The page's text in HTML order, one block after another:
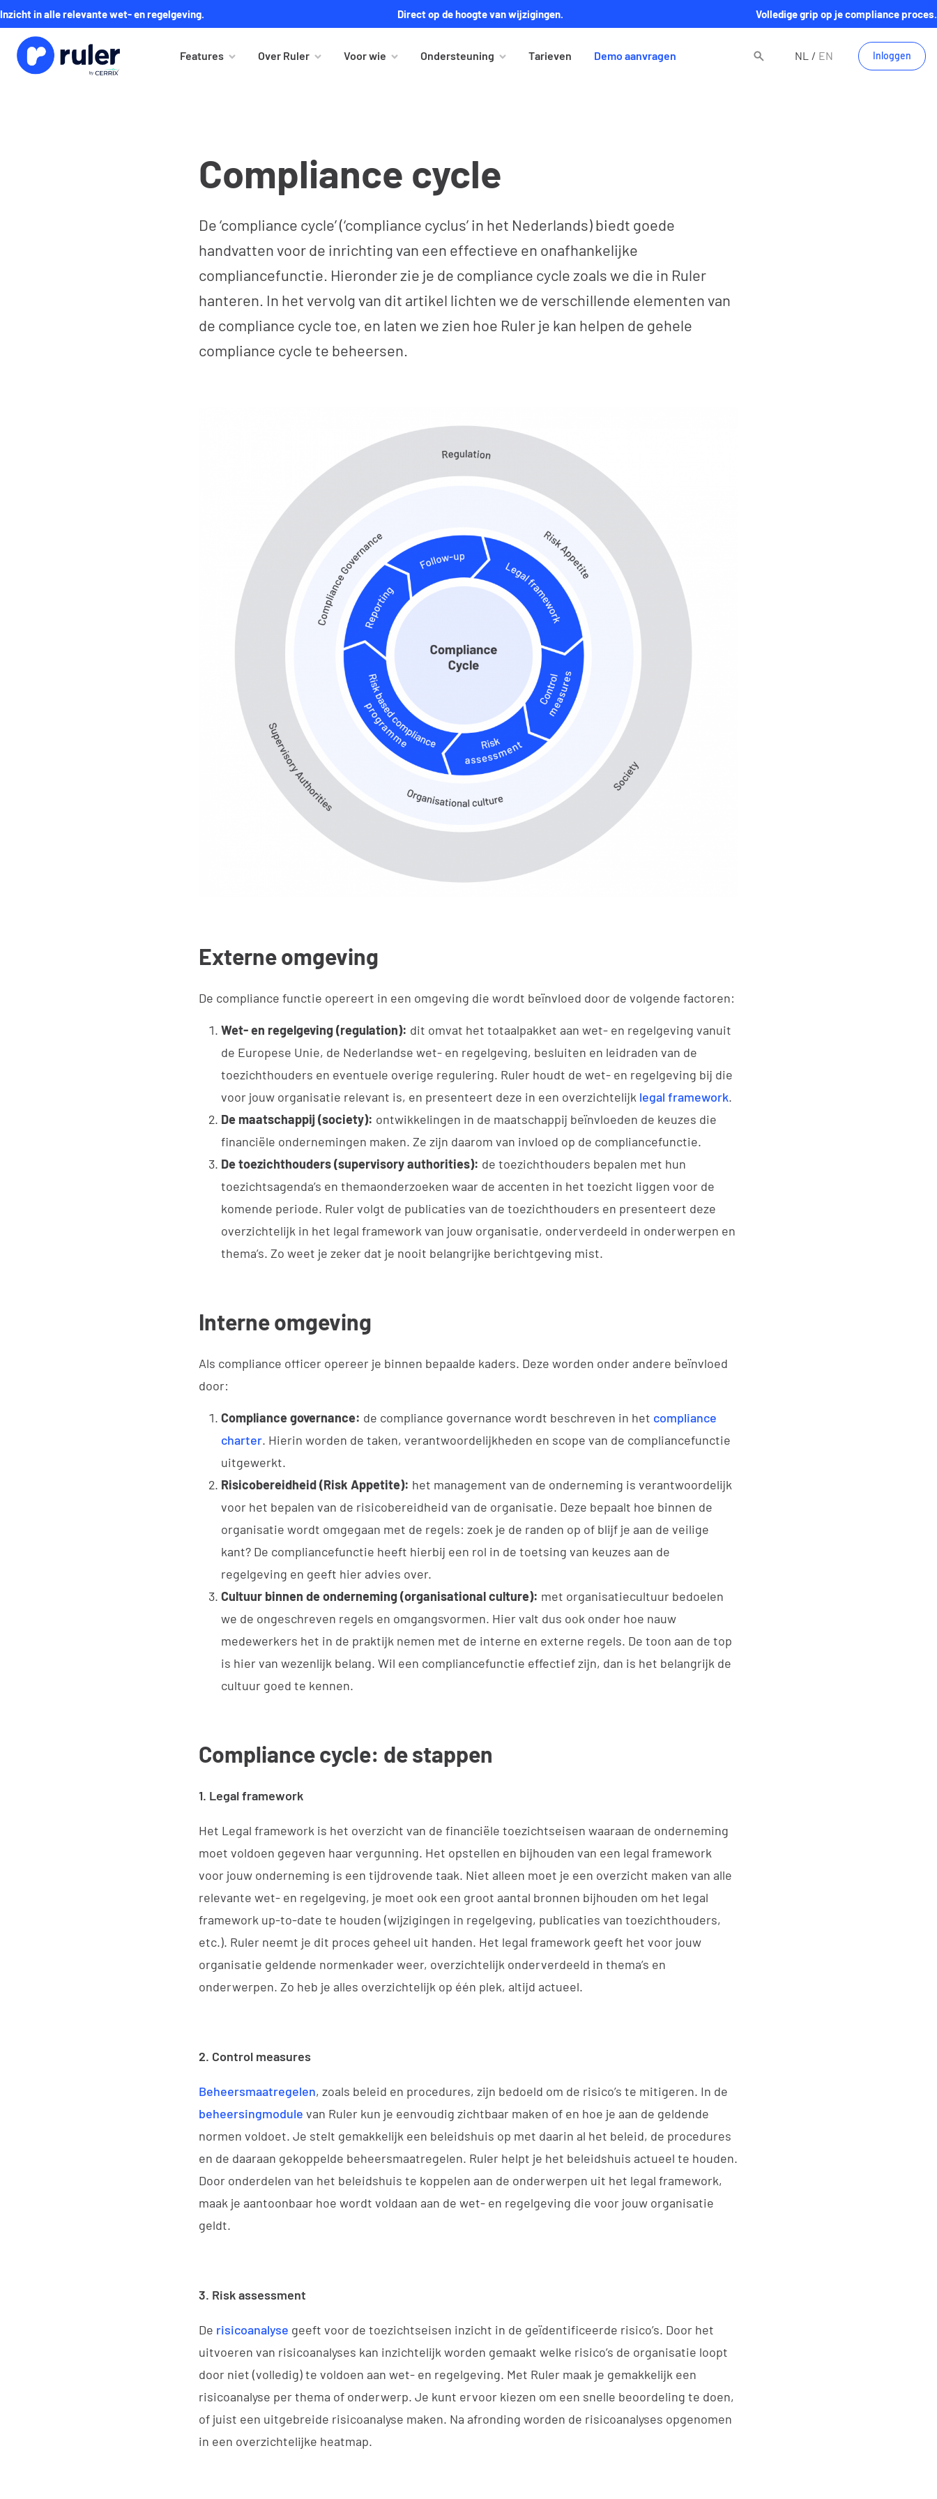
Inzicht in alle relevante wet- en regelgeving. Direct op de hoogte van wijzigingen. Volledige grip op je compliance proces.
Features Over Ruler Voor wie Ondersteuning Tarieven Demo aanvragen NL EN Inloggen
Compliance cycle
De ‘compliance cycle’ (‘compliance cyclus’ in het Nederlands) biedt goede
handvatten voor de inrichting van een effectieve en onafhankelijke
compliancefunctie. Hieronder zie je de compliance cycle zoals we die in Ruler
hanteren. In het vervolg van dit artikel lichten we de verschillende elementen van
de compliance cycle toe, en laten we zien hoe Ruler je kan helpen de gehele
compliance cycle te beheersen.
Externe omgeving
De compliance functie opereert in een omgeving die wordt beïnvloed door de volgende factoren:
Wet- en regelgeving (regulation): dit omvat het totaalpakket aan wet- en regelgeving vanuit
de Europese Unie, de Nederlandse wet- en regelgeving, besluiten en leidraden van de
toezichthouders en eventuele overige regulering. Ruler houdt de wet- en regelgeving bij die
voor jouw organisatie relevant is, en presenteert deze in een overzichtelijk legal framework.
De maatschappij (society): ontwikkelingen in de maatschappij beïnvloeden de keuzes die
financiële ondernemingen maken. Ze zijn daarom van invloed op de compliancefunctie.
De toezichthouders (supervisory authorities): de toezichthouders bepalen met hun
toezichtsagenda’s en themaonderzoeken waar de accenten in het toezicht liggen voor de
komende periode. Ruler volgt de publicaties van de toezichthouders en presenteert deze
overzichtelijk in het legal framework van jouw organisatie, onderverdeeld in onderwerpen en
thema’s. Zo weet je zeker dat je nooit belangrijke berichtgeving mist.
Interne omgeving
Als compliance officer opereer je binnen bepaalde kaders. Deze worden onder andere beïnvloed
door:
Compliance governance: de compliance governance wordt beschreven in het compliance
charter. Hierin worden de taken, verantwoordelijkheden en scope van de compliancefunctie
uitgewerkt.
Risicobereidheid (Risk Appetite): het management van de onderneming is verantwoordelijk
voor het bepalen van de risicobereidheid van de organisatie. Deze bepaalt hoe binnen de
organisatie wordt omgegaan met de regels: zoek je de randen op of blijf je aan de veilige
kant? De compliancefunctie heeft hierbij een rol in de toetsing van keuzes aan de
regelgeving en geeft hier advies over.
Cultuur binnen de onderneming (organisational culture): met organisatiecultuur bedoelen
we de ongeschreven regels en omgangsvormen. Hier valt dus ook onder hoe nauw
medewerkers het in de praktijk nemen met de interne en externe regels. De toon aan de top
is hier van wezenlijk belang. Wil een compliancefunctie effectief zijn, dan is het belangrijk de
cultuur goed te kennen.
Compliance cycle: de stappen
1. Legal framework
Het Legal framework is het overzicht van de financiële toezichtseisen waaraan de onderneming
moet voldoen gegeven haar vergunning. Het opstellen en bijhouden van een legal framework
voor jouw onderneming is een tijdrovende taak. Niet alleen moet je een overzicht maken van alle
relevante wet- en regelgeving, je moet ook een groot aantal bronnen bijhouden om het legal
framework up-to-date te houden (wijzigingen in regelgeving, publicaties van toezichthouders,
etc.). Ruler neemt je dit proces geheel uit handen. Het legal framework geeft het voor jouw
organisatie geldende normenkader weer, overzichtelijk onderverdeeld in thema’s en
onderwerpen. Zo heb je alles overzichtelijk op één plek, altijd actueel.
2. Control measures
Beheersmaatregelen, zoals beleid en procedures, zijn bedoeld om de risico’s te mitigeren. In de
beheersingmodule van Ruler kun je eenvoudig zichtbaar maken of en hoe je aan de geldende
normen voldoet. Je stelt gemakkelijk een beleidshuis op met daarin al het beleid, de procedures
en de daaraan gekoppelde beheersmaatregelen. Ruler helpt je het beleidshuis actueel te houden.
Door onderdelen van het beleidshuis te koppelen aan de onderwerpen uit het legal framework,
maak je aantoonbaar hoe wordt voldaan aan de wet- en regelgeving die voor jouw organisatie
geldt.
3. Risk assessment
De risicoanalyse geeft voor de toezichtseisen inzicht in de geïdentificeerde risico’s. Door het
uitvoeren van risicoanalyses kan inzichtelijk worden gemaakt welke risico’s de organisatie loopt
door niet (volledig) te voldoen aan wet- en regelgeving. Met Ruler maak je gemakkelijk een
risicoanalyse per thema of onderwerp. Je kunt ervoor kiezen om een snelle beoordeling te doen,
of juist een uitgebreide risicoanalyse maken. Na afronding worden de risicoanalyses opgenomen
in een overzichtelijke heatmap.